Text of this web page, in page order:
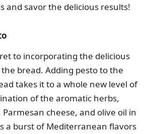
and savor the delicious results!
to incorporating the delicious
bread. Adding pesto to the
takes it to a whole new level of
of the aromatic herbs,
cheese, and olive oil in
a burst of Mediterranean flavors